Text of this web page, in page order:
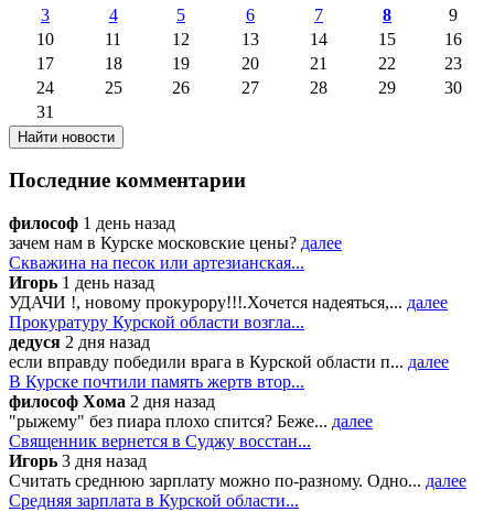
3 4 5 6 7 8
9
10
11 12 13 14 15
16
17
18 19 20 21 22
23
24
25 26 27 28 29
30
31
Последние комментарии
философ 1 день назад
зачем нам в Курске московские цены? далее
Скважина на песок или артезианская...
Игорь 1 день назад
УДАЧИ !, новому прокурору!!!.Хочется надеяться,... далее
Прокуратуру Курской области возгла...
дедуся 2 дня назад
если вправду победили врага в Курской области п... далее
В Курске почтили память жертв втор...
философ Хома 2 дня назад
"рыжему" без пиара плохо спится? Беже... далее
Священник вернется в Суджу восстан...
Игорь 3 дня назад
Считать среднюю зарплату можно по-разному. Одно... далее
Средняя зарплата в Курской области...